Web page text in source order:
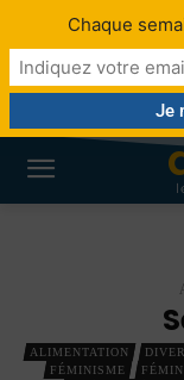
ALIMENTATION
FÉMINISME
Chaque